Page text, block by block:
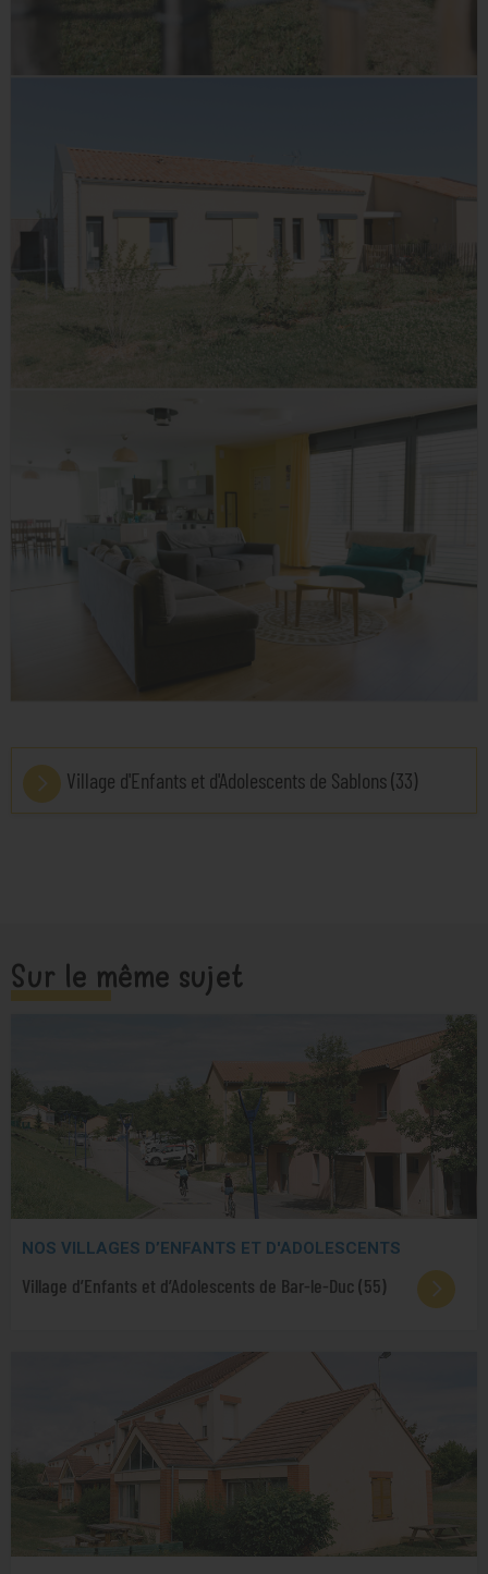
Village d'Enfants et d'Adolescents de Sablons (33)
Sur le même sujet
NOS VILLAGES D’ENFANTS ET D'ADOLESCENTS
Village d’Enfants et d’Adolescents de Bar-le-Duc (55)